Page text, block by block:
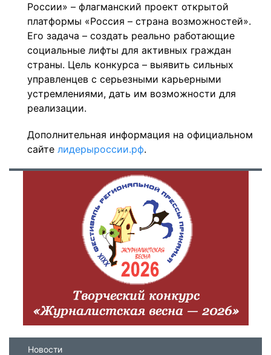
России» – флагманский проект открытой
платформы «Россия – страна возможностей».
Его задача – создать реально работающие
социальные лифты для активных граждан
страны. Цель конкурса – выявить сильных
управленцев с серьезными карьерными
устремлениями, дать им возможности для
реализации.
Дополнительная информация на официальном
сайте лидерыроссии.рф.
Новости